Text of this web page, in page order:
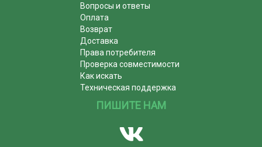
Вопросы и ответы
Оплата
Возврат
Доставка
Права потребителя
Проверка совместимости
Как искать
Техническая поддержка
ПИШИТЕ НАМ